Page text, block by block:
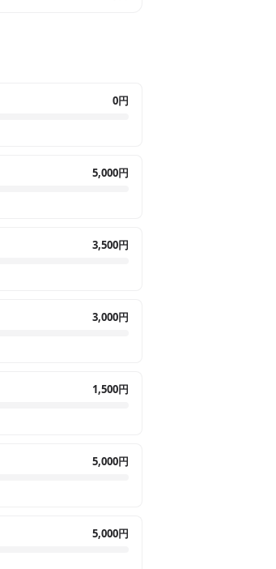
0円
5,000円
3,500円
3,000円
1,500円
5,000円
5,000円